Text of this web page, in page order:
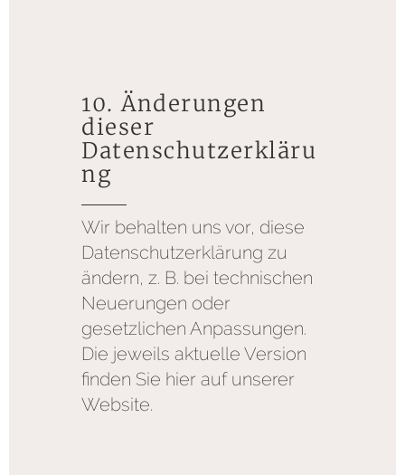
10. Änderungen
dieser
Datenschutzerkläru
ng
Wir behalten uns vor, diese
Datenschutzerklärung zu
ändern, z. B. bei technischen
Neuerungen oder
gesetzlichen Anpassungen.
Die jeweils aktuelle Version
finden Sie hier auf unserer
Website.